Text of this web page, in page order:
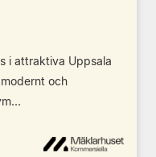
i attraktiva Uppsala
och